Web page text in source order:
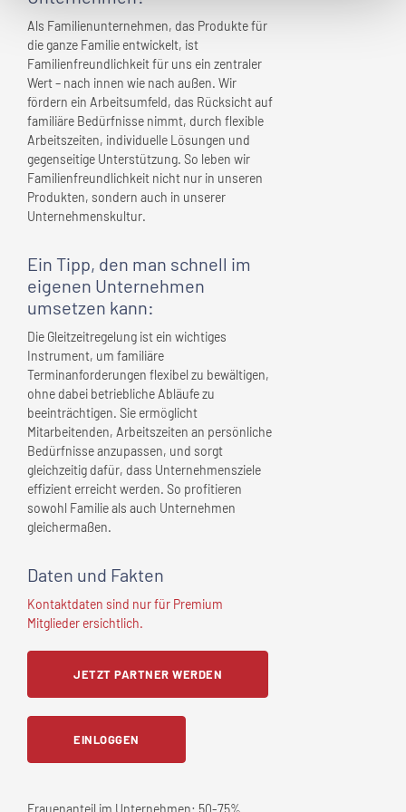
Als Familienunternehmen, das Produkte für
die ganze Familie entwickelt, ist
Familienfreundlichkeit für uns ein zentraler
Wert – nach innen wie nach außen. Wir
fördern ein Arbeitsumfeld, das Rücksicht auf
familiäre Bedürfnisse nimmt, durch flexible
Arbeitszeiten, individuelle Lösungen und
gegenseitige Unterstützung. So leben wir
Familienfreundlichkeit nicht nur in unseren
Produkten, sondern auch in unserer
Unternehmenskultur.
Ein Tipp, den man schnell im
eigenen Unternehmen
umsetzen kann:
Die Gleitzeitregelung ist ein wichtiges
Instrument, um familiäre
Terminanforderungen flexibel zu bewältigen,
ohne dabei betriebliche Abläufe zu
beeinträchtigen. Sie ermöglicht
Mitarbeitenden, Arbeitszeiten an persönliche
Bedürfnisse anzupassen, und sorgt
gleichzeitig dafür, dass Unternehmensziele
effizient erreicht werden. So profitieren
sowohl Familie als auch Unternehmen
gleichermaßen.
Daten und Fakten
Kontaktdaten sind nur für Premium
Mitglieder ersichtlich.
JETZT PARTNER WERDEN
EINLOGGEN
Frauenanteil im Unternehmen: 50-75%